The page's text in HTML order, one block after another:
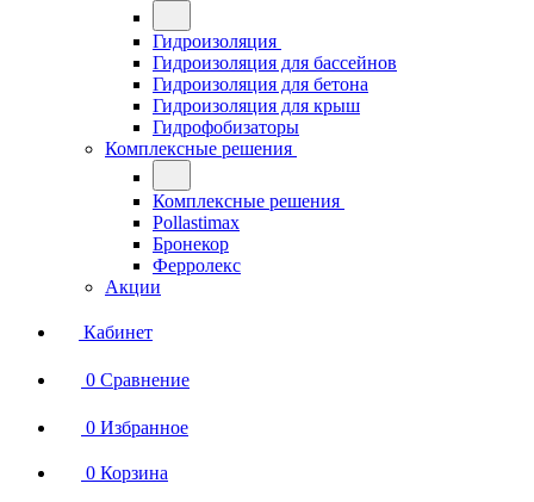
Гидроизоляция
Гидроизоляция для бассейнов
Гидроизоляция для бетона
Гидроизоляция для крыш
Гидрофобизаторы
Комплексные решения
Комплексные решения
Pollastimax
Бронекор
Ферролекс
Акции
Кабинет
0 Сравнение
0 Избранное
0 Корзина